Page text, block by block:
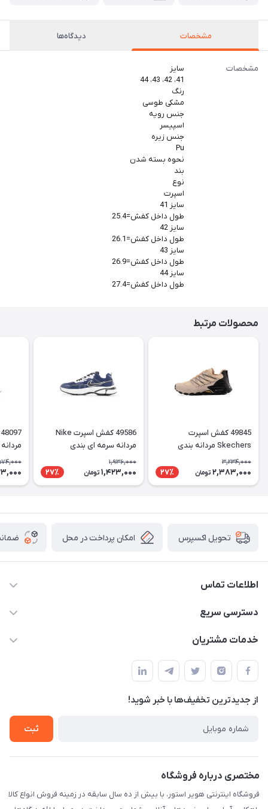
مشخصات دیدگاه‌ها
مشخصات
سایز
41، 42، 43، 44
رنگ
مشکی طوسی
جنس رویه
اسپیسر
جنس زیره
Pu
نحوه بسته شدن
بند
نوع
اسپرت
سایز 41
طول داخل کفش=25.4
سایز 42
طول داخل کفش=26.1
سایز 43
طول داخل کفش=26.9
سایز 44
طول داخل کفش=27.4
محصولات مرتبط
49845 کفش اسپرت
Skechers مردانه بندی
3,234,000
2,383,000 تومان 27٪
49586 کفش اسپرت Nike
مردانه سرمه ای بندی
1,936,000
1,423,000 تومان 27٪
تحویل اکسپرس امکان پرداخت در محل
اطلاعات تماس
05191001370
دسترسی سریع
حساب کاربری
لیست محصولات
درباره ما
خدمات مشتریان
پیگیری سفارش
قوانین و مقرارت
حریم خصوصی
راهنما
از جدید‌ترین تخفیف‌ها با‌ خبر شوید!
ثبت
مختصری درباره فروشگاه
فروشگاه اینترنتی هویر استور، با بیش از ده سال سابقه در زمینه فروش انواع کالا